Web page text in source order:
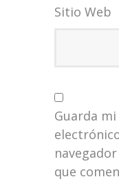
Sitio Web
Guarda
que